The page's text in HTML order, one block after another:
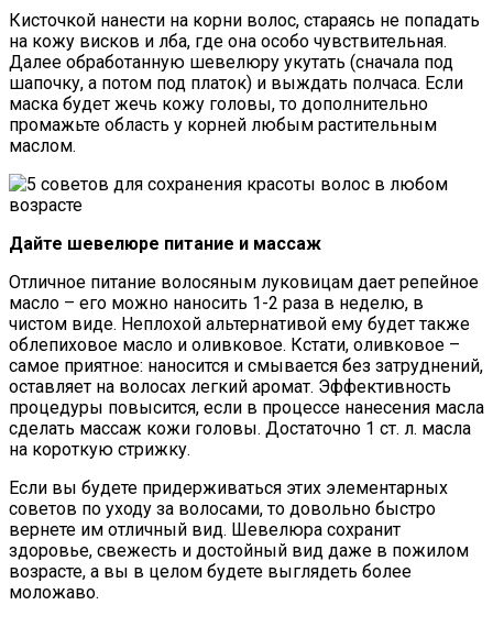
Кисточкой нанести на корни волос, стараясь не попадать
на кожу висков и лба, где она особо чувствительная.
Далее обработанную шевелюру укутать (сначала под
шапочку, а потом под платок) и выждать полчаса. Если
маска будет жечь кожу головы, то дополнительно
промажьте область у корней любым растительным
маслом.
Дайте шевелюре питание и массаж
Отличное питание волосяным луковицам дает репейное
масло – его можно наносить 1-2 раза в неделю, в
чистом виде. Неплохой альтернативой ему будет также
облепиховое масло и оливковое. Кстати, оливковое –
самое приятное: наносится и смывается без затруднений,
оставляет на волосах легкий аромат. Эффективность
процедуры повысится, если в процессе нанесения масла
сделать массаж кожи головы. Достаточно 1 ст. л. масла
на короткую стрижку.
Если вы будете придерживаться этих элементарных
советов по уходу за волосами, то довольно быстро
вернете им отличный вид. Шевелюра сохранит
здоровье, свежесть и достойный вид даже в пожилом
возрасте, а вы в целом будете выглядеть более
моложаво.